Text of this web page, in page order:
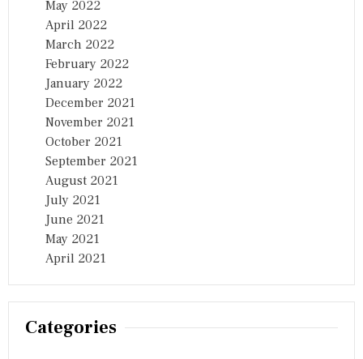
May 2022
April 2022
March 2022
February 2022
January 2022
December 2021
November 2021
October 2021
September 2021
August 2021
July 2021
June 2021
May 2021
April 2021
Categories